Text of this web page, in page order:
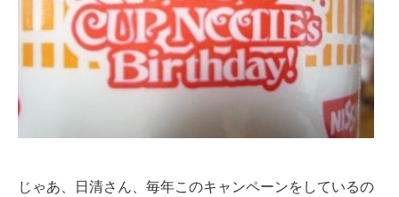
じゃあ、日清さん、毎年このキャンペーンをしているの